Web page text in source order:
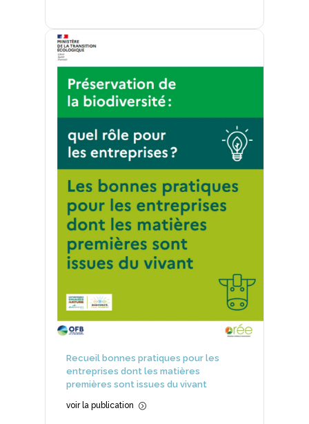
Recueil bonnes pratiques pour les
entreprises dont les matières
premières sont issues du vivant
voir la publication =